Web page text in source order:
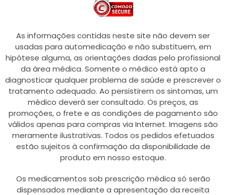
As informações contidas neste site não devem ser
usadas para automedicação e não substituem, em
hipótese alguma, as orientações dadas pelo profissional
da área médica. Somente o médico está apto a
diagnosticar qualquer problema de saúde e prescrever o
tratamento adequado. Ao persistirem os sintomas, um
médico deverá ser consultado. Os preços, as
promoções, o frete e as condições de pagamento são
válidos apenas para compras via Internet. Imagens são
meramente ilustrativas. Todos os pedidos efetuados
estão sujeitos à confirmação da disponibilidade de
produto em nosso estoque.
Os medicamentos sob prescrição médica só serão
dispensados mediante a apresentação da receita